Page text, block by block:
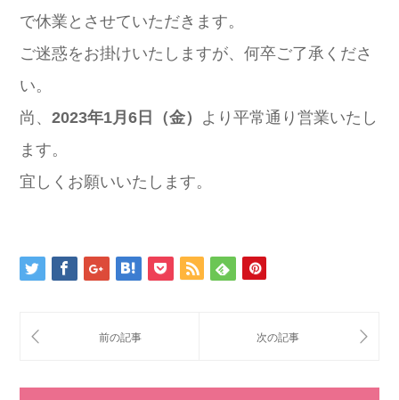
で休業とさせていただきます。
ご迷惑をお掛けいたしますが、何卒ご了承くださ
い。
尚、 2023年1月6日（金） より平常通り営業いたし
ます。
宜しくお願いいたします。